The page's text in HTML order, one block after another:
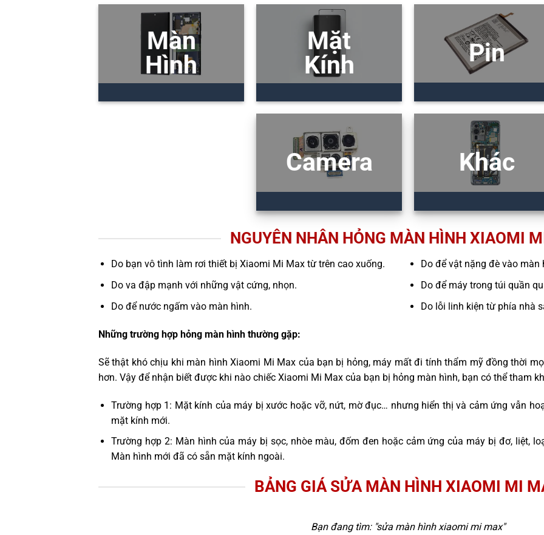
Màn
Hình
Mặt
Kính
Pin
Camera Khác
NGUYÊN NHÂN HỎNG MÀN HÌNH XIAOMI
Do bạn vô tình làm rơi thiết bị Xiaomi Mi Max từ trên cao xuống.
Do va đập mạnh với những vật cứng, nhọn.
Do để nước ngấm vào màn hình.
Do để vật nặng đè vào màn
Do để máy trong túi quần
Do lỗi linh kiện từ phía nhà
Những trường hợp hỏng màn hình thường gặp:
Sẽ thật khó chịu khi màn hình Xiaomi Mi Max của bạn bị hỏng, máy mất đi tính thẩm mỹ đồng thời
hơn. Vậy để nhận biết được khi nào chiếc Xiaomi Mi Max của bạn bị hỏng màn hình, bạn có thể tham
Trường hợp 1: Mặt kính của máy bị xước hoặc vỡ, nứt, mờ đục… nhưng hiển thị và cảm ứng vẫn
mặt kính mới.
Trường hợp 2: Màn hình của máy bị sọc, nhòe màu, đốm đen hoặc cảm ứng của máy bị đơ, liệt,
Màn hình mới đã có sẵn mặt kính ngoài.
BẢNG GIÁ SỬA MÀN HÌNH XIAOMI MI
Bạn đang tìm: "sửa màn hình xiaomi mi max"